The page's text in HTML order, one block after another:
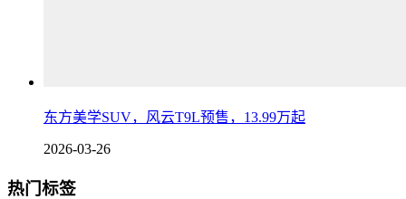
东方美学SUV，风云T9L预售，13.99万起
2026-03-26
热门标签